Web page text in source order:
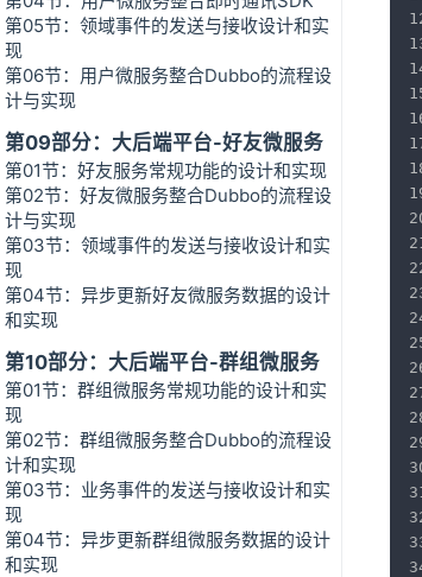
第05节：领域事件的发送与接收设计和实
现
第06节：用户微服务整合Dubbo的流程设
计与实现
第09部分：大后端平台-好友微服务
第01节：好友服务常规功能的设计和实现
第02节：好友微服务整合Dubbo的流程设
计与实现
第03节：领域事件的发送与接收设计和实
现
第04节：异步更新好友微服务数据的设计
和实现
第10部分：大后端平台-群组微服务
第01节：群组微服务常规功能的设计和实
现
第02节：群组微服务整合Dubbo的流程设
计和实现
第03节：业务事件的发送与接收设计和实
现
第04节：异步更新群组微服务数据的设计
和实现